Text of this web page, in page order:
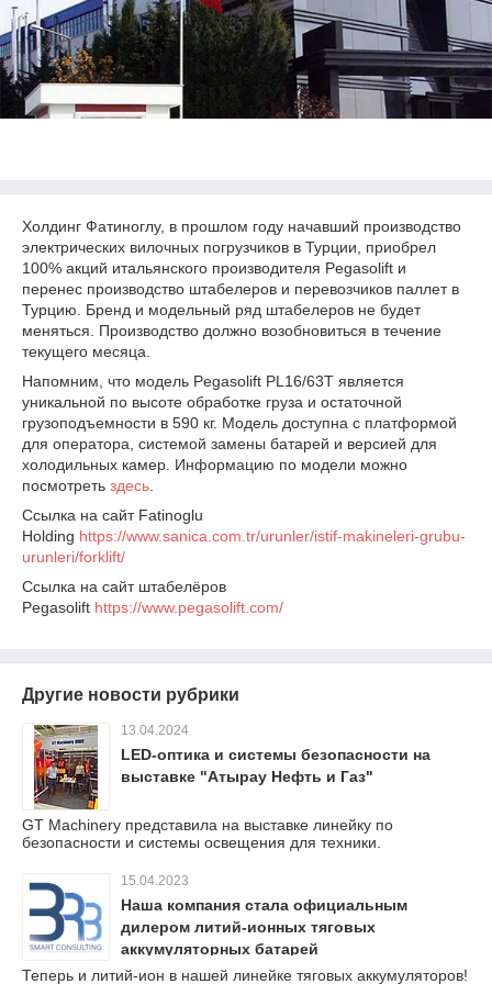
Холдинг Фатиноглу, в прошлом году начавший производство
электрических вилочных погрузчиков в Турции, приобрел
100% акций итальянского производителя Pegasolift и
перенес производство штабелеров и перевозчиков паллет в
Турцию. Бренд и модельный ряд штабелеров не будет
меняться. Производство должно возобновиться в течение
текущего месяца.
Напомним, что модель Pegasolift PL16/63T является
уникальной по высоте обработке груза и остаточной
грузоподъемности в 590 кг. Модель доступна с платформой
для оператора, системой замены батарей и версией для
холодильных камер. Информацию по модели можно
посмотреть здесь
Ссылка на сайт Fatinoglu
Holding https://www.sanica.com.tr/urunler/istif-makineleri-grubu-
urunleri/forklift/
Ссылка на сайт штабелёров
Pegasolift https://www.pegasolift.com/
Другие новости рубрики
13.04.2024
LED-оптика и системы безопасности на
выставке "Атырау Нефть и Газ"
GT Machinery представила на выставке линейку по
безопасности и системы освещения для техники.
15.04.2023
Наша компания стала официальным
дилером литий-ионных тяговых
аккумуляторных батарей
Теперь и литий-ион в нашей линейке тяговых аккумуляторов!